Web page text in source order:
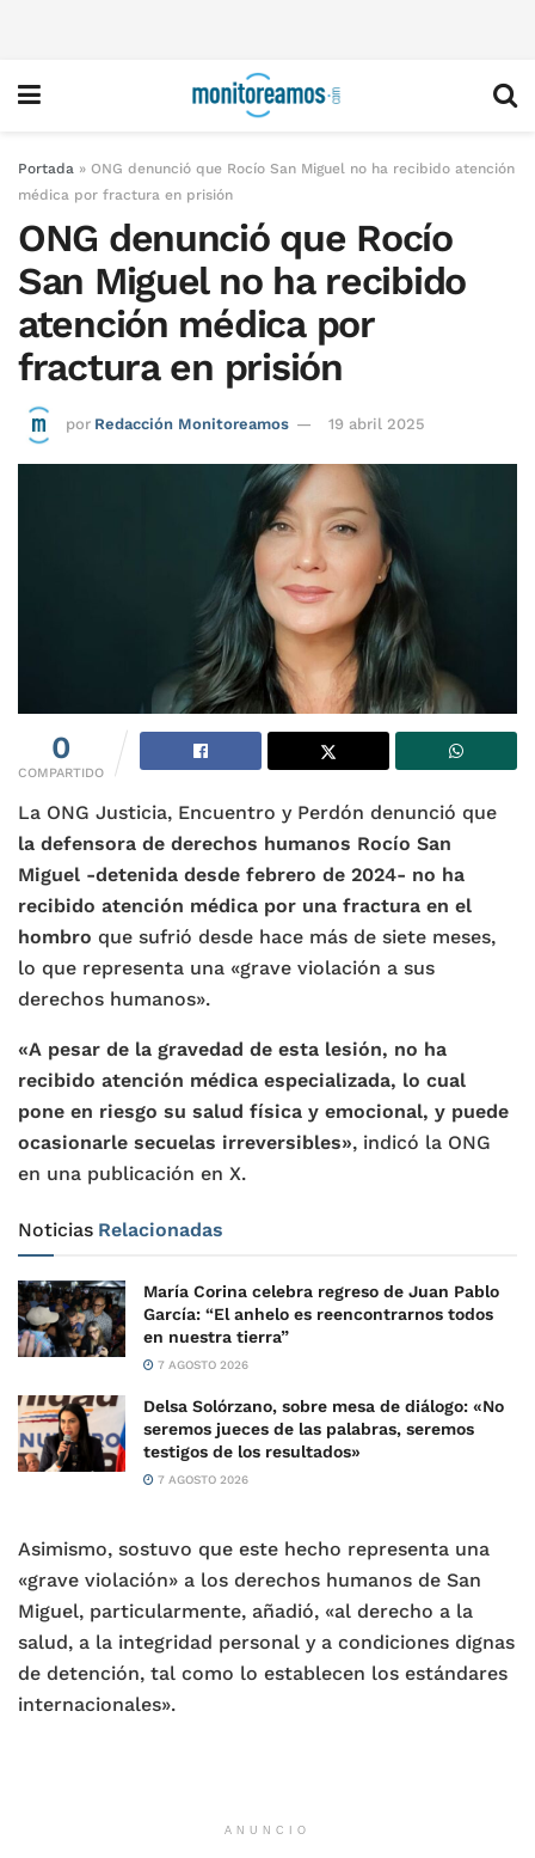
Portada » ONG denunció que Rocío San Miguel no ha recibido atención
médica por fractura en prisión
ONG denunció que Rocío
San Miguel no ha recibido
atención médica por
fractura en prisión
por Redacción Monitoreamos 19 abril 2025
0
COMPARTIDO
La ONG Justicia, Encuentro y Perdón denunció que
la defensora de derechos humanos Rocío San
Miguel -detenida desde febrero de 2024- no ha
recibido atención médica por una fractura en el
hombro que sufrió desde hace más de siete meses,
lo que representa una «grave violación a sus
derechos humanos».
«A pesar de la gravedad de esta lesión, no ha
recibido atención médica especializada, lo cual
pone en riesgo su salud física y emocional, y puede
ocasionarle secuelas irreversibles», indicó la ONG
en una publicación en X.
Noticias Relacionadas
María Corina celebra regreso de Juan Pablo
García: “El anhelo es reencontrarnos todos
en nuestra tierra”
7 AGOSTO 2026
Delsa Solórzano, sobre mesa de diálogo: «No
seremos jueces de las palabras, seremos
testigos de los resultados»
7 AGOSTO 2026
Asimismo, sostuvo que este hecho representa una
«grave violación» a los derechos humanos de San
Miguel, particularmente, añadió, «al derecho a la
salud, a la integridad personal y a condiciones dignas
de detención, tal como lo establecen los estándares
internacionales».
ANUNCIO